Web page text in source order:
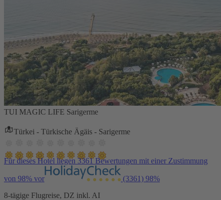
TUI MAGIC LIFE Sarigerme
Türkei - Türkische Ägäis - Sarigerme
Für dieses Hotel liegen 3361 Bewertungen mit einer Zustimmung
von 98% vor (3361) 98%
8-tägige Flugreise, DZ inkl. AI